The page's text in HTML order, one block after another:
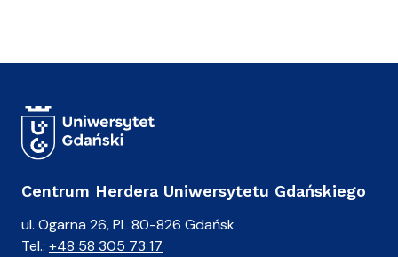
Centrum Herdera Uniwersytetu Gdańskiego
ul. Ogarna 26, PL 80-826 Gdańsk
Tel.: +48 58 305 73 17